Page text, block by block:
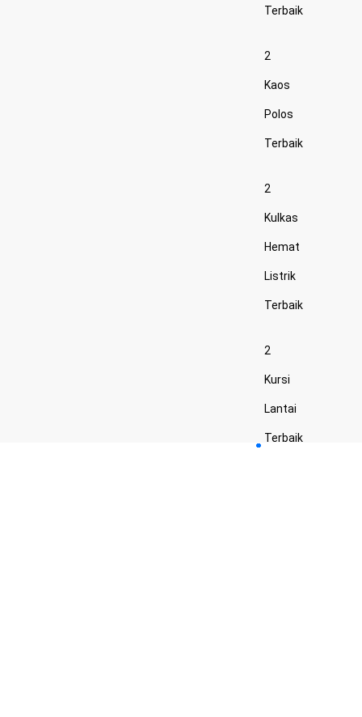
Terbaik
2
Kaos
Polos
Terbaik
2
Kulkas
Hemat
Listrik
Terbaik
2
Kursi
Lantai
Terbaik